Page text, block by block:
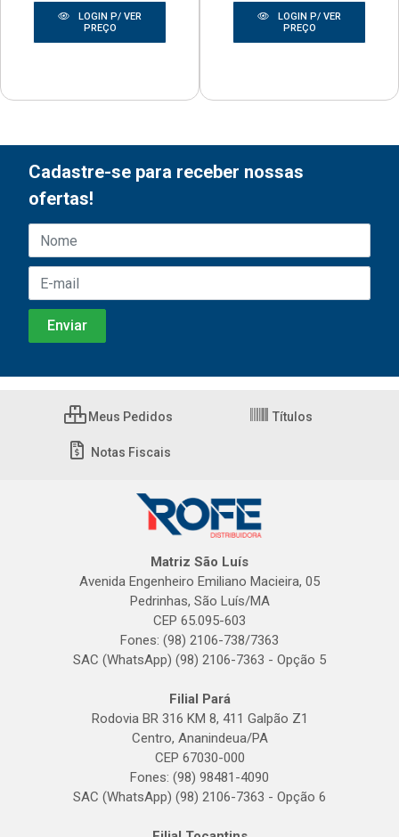
LOGIN P/ VER
PREÇO
LOGIN P/ VER
PREÇO
Cadastre-se para receber nossas
ofertas!
Meus Pedidos Títulos
Notas Fiscais
Matriz São Luís
Avenida Engenheiro Emiliano Macieira, 05
Pedrinhas, São Luís/MA
CEP 65.095-603
Fones: (98) 2106-738/7363
SAC (WhatsApp) (98) 2106-7363 - Opção 5
Filial Pará
Rodovia BR 316 KM 8, 411 Galpão Z1
Centro, Ananindeua/PA
CEP 67030-000
Fones: (98) 98481-4090
SAC (WhatsApp) (98) 2106-7363 - Opção 6